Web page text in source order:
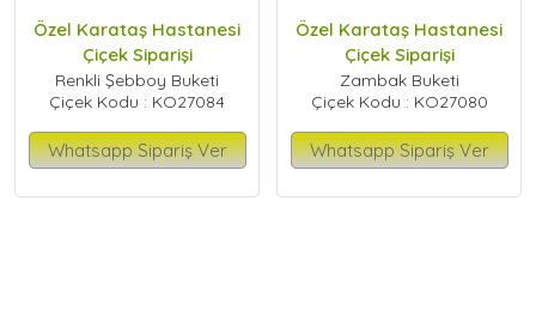
Özel Karataş Hastanesi
Çiçek Siparişi
Renkli Şebboy Buketi
Çiçek Kodu : KO27084
Whatsapp Sipariş Ver
Özel Karataş Hastanesi
Çiçek Siparişi
Zambak Buketi
Çiçek Kodu : KO27080
Whatsapp Sipariş Ver